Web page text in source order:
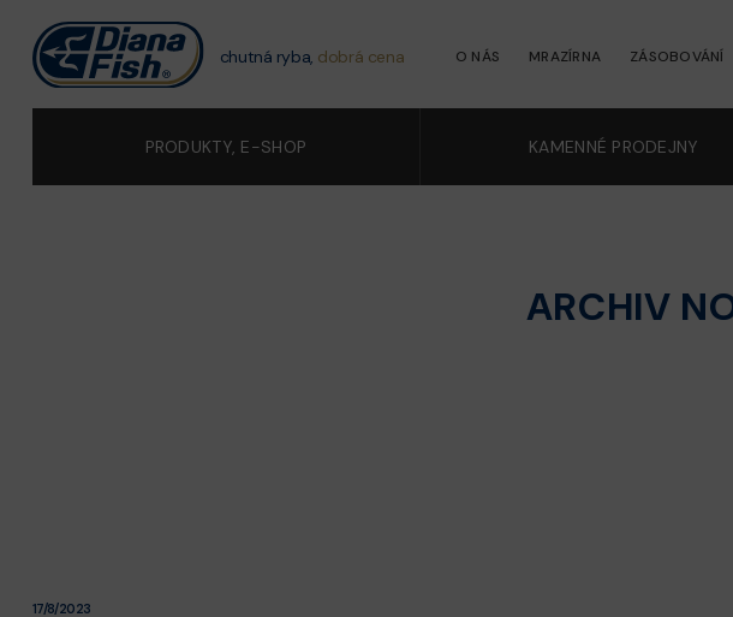
chutná ryba, dobrá cena O NÁS MRAZÍRNA ZÁSOBOVÁNÍ
PRODUKTY, E-SHOP KAMENNÉ PRODEJNY
ARCHIV
17/8/2023